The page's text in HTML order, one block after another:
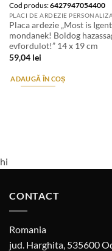
Cod produs:6427947054400
PLACI DE ARDEZIE
Placa ardezie „Most is Igent
mondanek! Boldog
evfordulot!” 14 x 19 cm
59,04 lei
ADAUGĂ ÎN COȘ
hi
CONTACT
Romania
jud. Harghita, 535600